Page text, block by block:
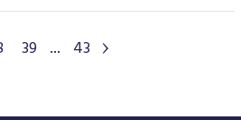
39 ... 43